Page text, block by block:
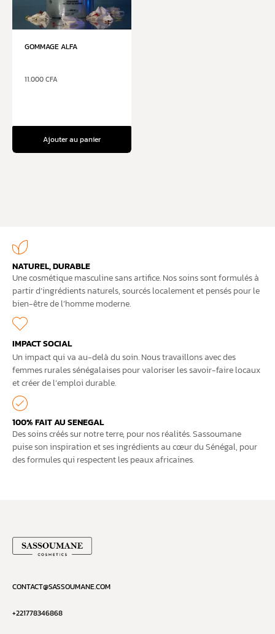
GOMMAGE ALFA
11.000CFA
Ajouter au panier
NATUREL, DURABLE
Une cosmétique masculine sans artifice. Nos soins sont formulés à
partir d’ingrédients naturels, sourcés localement et pensés pour le
bien-être de l’homme moderne.
IMPACT SOCIAL
Un impact qui va au-delà du soin. Nous travaillons avec des
femmes rurales sénégalaises pour valoriser les savoir-faire locaux
et créer de l’emploi durable.
100% FAIT AU SENEGAL
Des soins créés sur notre terre, pour nos réalités. Sassoumane
puise son inspiration et ses ingrédients au cœur du Sénégal, pour
des formules qui respectent les peaux africaines.
CONTACT@SASSOUMANE.COM
+221778346868